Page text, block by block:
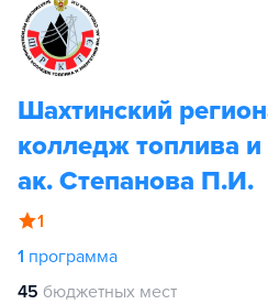
Шахтинский
колледж топлива и
ак. Степанова П.И.
1
1 программа
45 бюджетных мест